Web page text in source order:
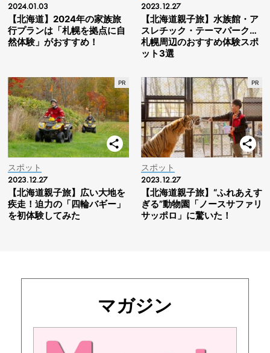
2024.01.03
【北海道】2024年の家族旅
行プランは「札幌を拠点に自
然体験」がおすすめ！
2023.12.27
【北海道親子旅】水族館・ア
スレチック・テーマパーク…
札幌周辺のおすすめ体験スポ
ット3選
スポット
2023.12.27
【北海道親子旅】広い大地を
疾走！迫力の「四輪バギー」
を初体験してみた
スポット
2023.12.27
【北海道親子旅】“ふれあえす
ぎる”動物園「ノースサファリ
サッポロ」に驚いた！
マガジン